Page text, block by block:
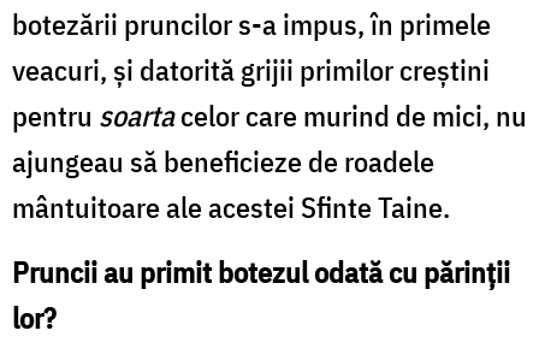
botezării pruncilor s-a impus, în primele
veacuri, și datorită grijii primilor creștini
pentru soartacelor care murind de mici, nu
ajungeau să beneficieze de roadele
mântuitoare ale acestei Sfinte Taine.
Pruncii au primit botezul odată cu părinții
lor?